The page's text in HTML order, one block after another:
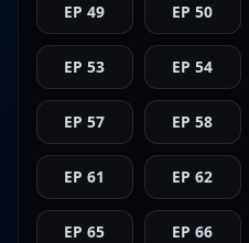
EP 49 EP 50
EP 53 EP 54
EP 57 EP 58
EP 61 EP 62
EP 65 EP 66